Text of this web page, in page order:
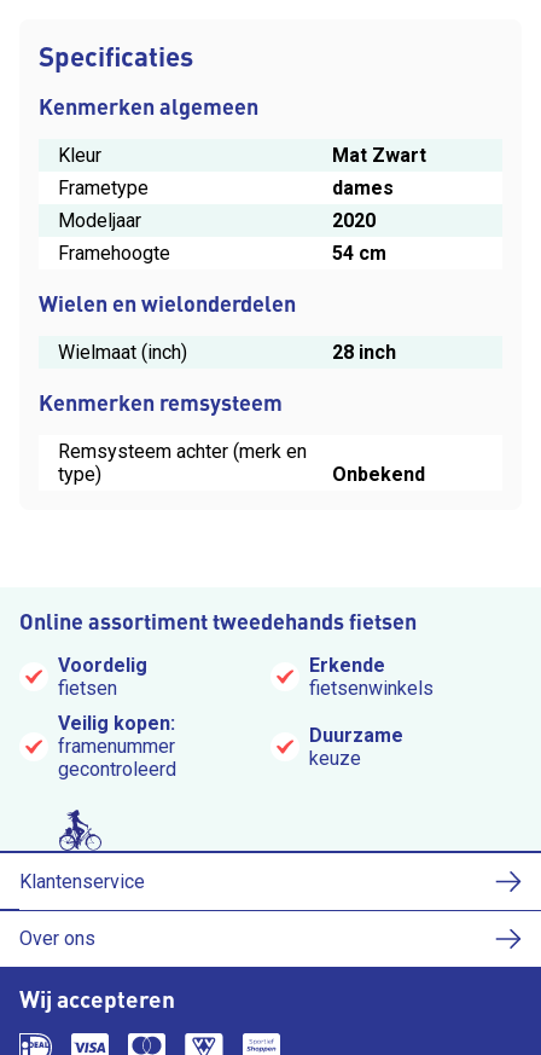
Specificaties
Kenmerken algemeen
Kleur
Mat Zwart
Frametype
dames
Modeljaar
2020
Framehoogte
54 cm
Wielen en wielonderdelen
Wielmaat (inch) 28 inch
Kenmerken remsysteem
Remsysteem achter (merk en
type)
Onbekend
Online assortiment tweedehands fietsen
Voordelig
fietsen
Erkende
fietsenwinkels
Veilig kopen:
framenummer
gecontroleerd
Duurzame
keuze
Klantenservice
Over ons
Wij accepteren